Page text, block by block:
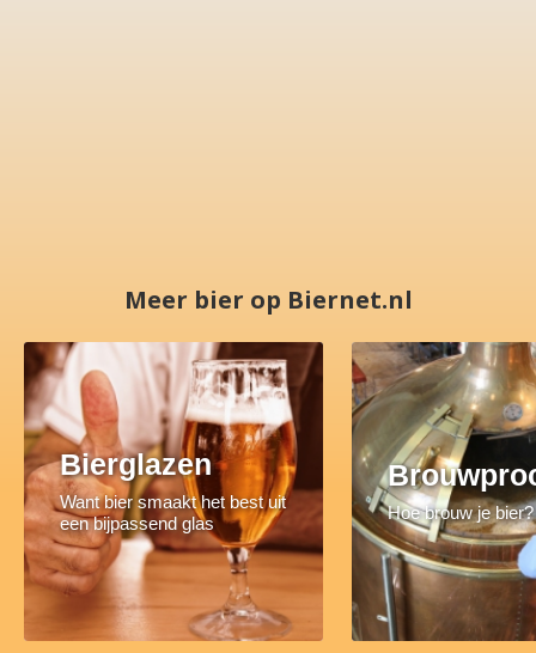
Meer bier op Biernet.nl
Bierglazen
Want bier smaakt het best uit
een bijpassend glas
Hoe brouw je bier?